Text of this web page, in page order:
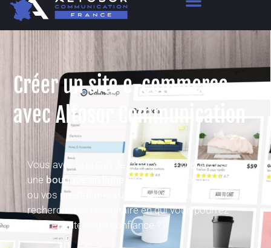
Créer un site e-commerce
avec Altosor Communication
Vous avez le projet de créer ou de moderniser
une boutique en ligne
pour vendre vos produits
ou vos prestations sur Internet et vous
recherchez le prestataire en qui vous pourrez
mettre toute votre confiance ?